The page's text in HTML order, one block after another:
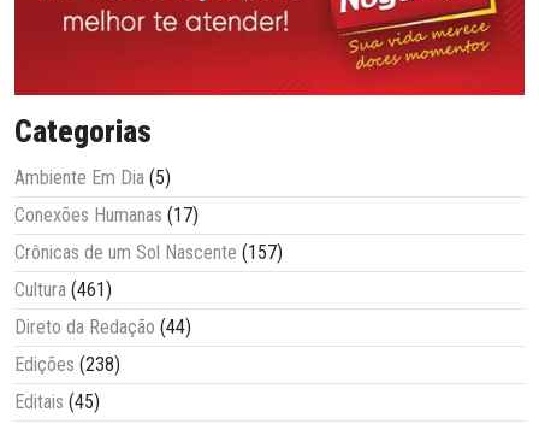
Categorias
Ambiente Em Dia (5)
Conexões Humanas (17)
Crônicas de um Sol Nascente (157)
Cultura (461)
Direto da Redação (44)
Edições (238)
Editais (45)